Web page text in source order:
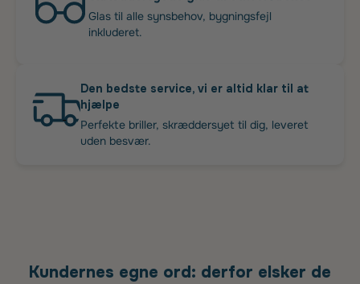
Glas til alle synsbehov, bygningsfejl
inkluderet.
Den bedste service, vi er altid klar til at
hjælpe
Perfekte briller, skræddersyet til dig, leveret
uden besvær.
Kundernes egne ord: derfor elsker de